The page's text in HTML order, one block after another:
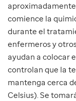
comience la
durante el
enfermeros y
ayudan a colocar
controlan que la
mantenga cerca
Celsius). Se